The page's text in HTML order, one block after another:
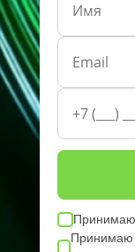
Принимаю